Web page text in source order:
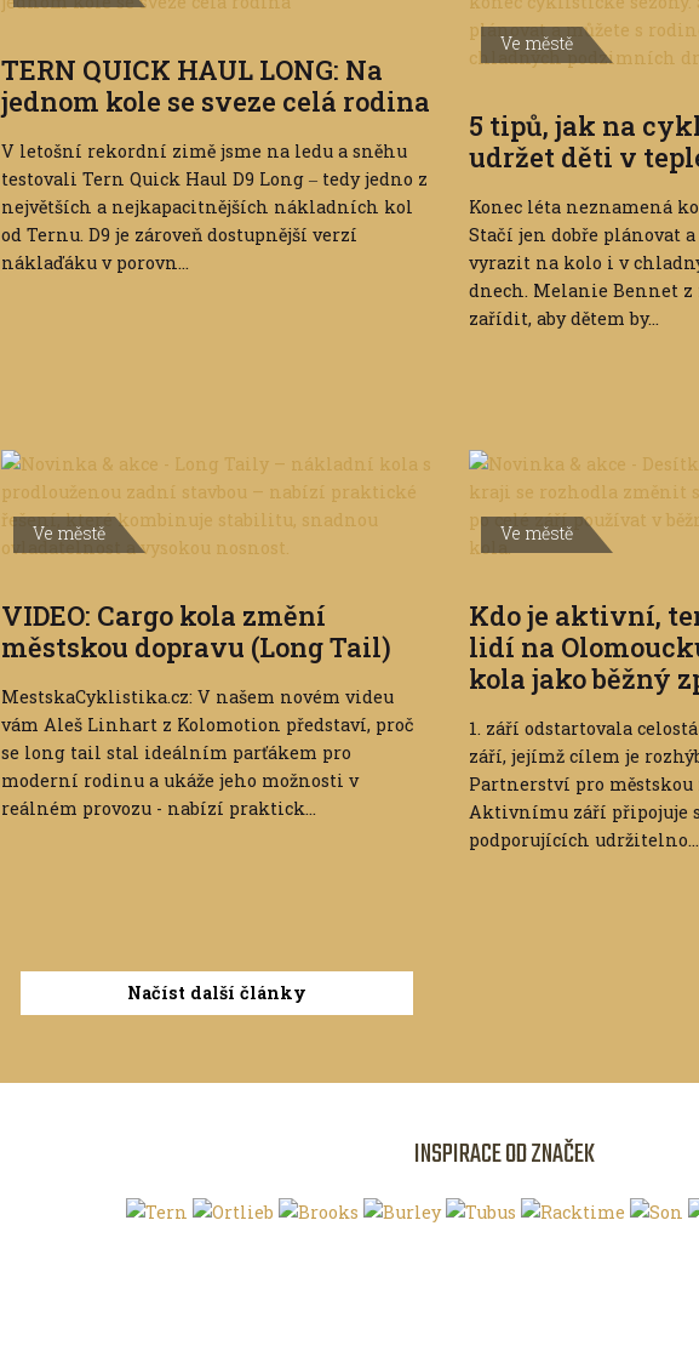
TERN QUICK HAUL LONG: Na
jednom kole se sveze celá rodina
V letošní rekordní zimě jsme na ledu a sněhu
testovali Tern Quick Haul D9 Long ‒ tedy jedno z
největších a nejkapacitnějších nákladních kol
od Ternu. D9 je zároveň dostupnější verzí
náklaďáku v porovn...
Ve městě
5 tipů, jak na
udržet děti v
Konec léta neznamená
Stačí jen dobře plánovat
vyrazit na kolo i v
dnech. Melanie Bennet
zařídit, aby dětem by...
Ve městě
VIDEO: Cargo kola změní
městskou dopravu (Long Tail)
MestskaCyklistika.cz: V našem novém videu
vám Aleš Linhart z Kolomotion představí, proč
se long tail stal ideálním parťákem pro
moderní rodinu a ukáže jeho možnosti v
reálném provozu - nabízí praktick...
Ve městě
Kdo je aktivní,
lidí na
kola jako běžný
1. září odstartovala
září, jejímž cílem je
Partnerství pro městskou
Aktivnímu září připojuje
podporujících udržitelno...
Načíst další články
INSPIRACE OD ZNAČEK